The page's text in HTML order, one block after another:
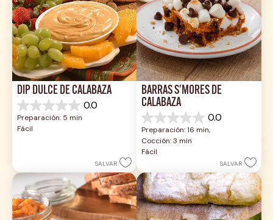
DIP DULCE DE CALABAZA
0.0
0.0
de
5
Preparación: 5 min
Fácil
SALVAR
BARRAS S'MORES DE
CALABAZA
0.0
0.0
de
5
estrellas.
Preparación: 16 min,
Cocción: 3 min
Fácil
SALVAR